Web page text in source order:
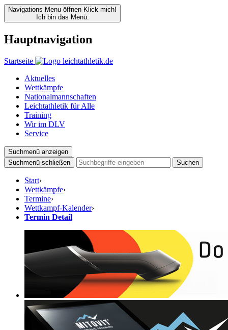
Navigations Menu öffnen Klick mich!
Ich bin das Menü.
Hauptnavigation
Startseite
Aktuelles
Wettkämpfe
Nationalmannschaften
Leichtathletik für Alle
Training
Wir im DLV
Service
Suchmenü anzeigen
Suchmenü schließen
Suchen
Start›
Wettkämpfe›
Termine›
Wettkampf-Kalender›
Termin Detail